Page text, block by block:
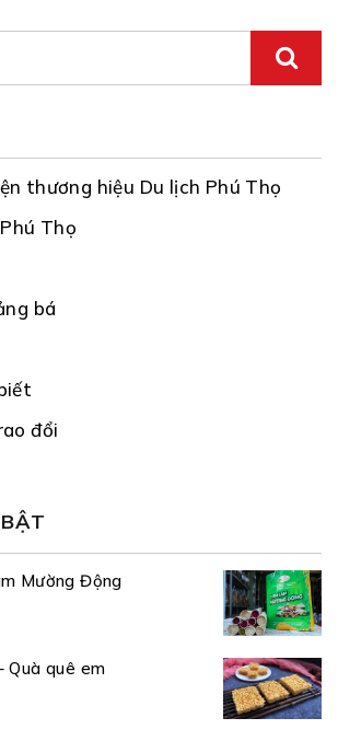
thương hiệu Du lịch Phú Thọ
Thọ
bá
đổi
Mường Động
Quà quê em